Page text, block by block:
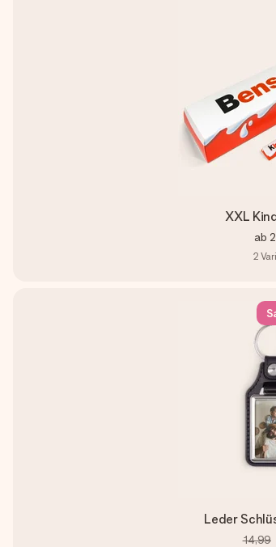
XXL
ab
2
Leder
14,99